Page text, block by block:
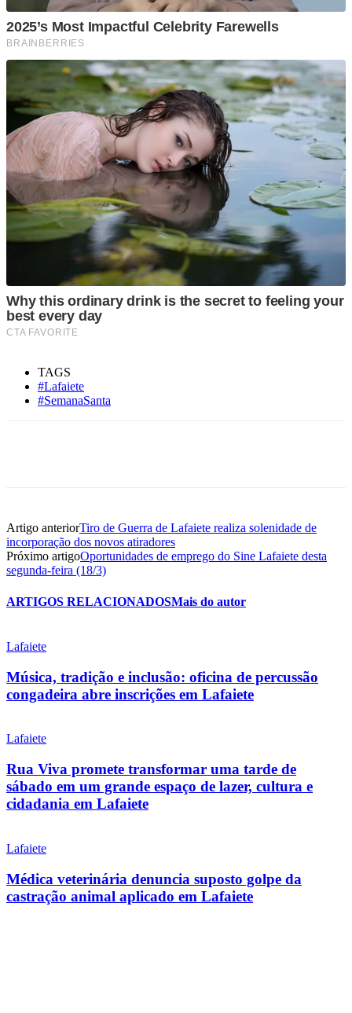
TAGS
#Lafaiete
#SemanaSanta
Artigo anteriorTiro de Guerra de Lafaiete realiza solenidade de
incorporação dos novos atiradores
Próximo artigoOportunidades de emprego do Sine Lafaiete desta
segunda-feira (18/3)
ARTIGOS RELACIONADOSMais do autor
Lafaiete
Música, tradição e inclusão: oficina de percussão
congadeira abre inscrições em Lafaiete
Lafaiete
Rua Viva promete transformar uma tarde de
sábado em um grande espaço de lazer, cultura e
cidadania em Lafaiete
Lafaiete
Médica veterinária denuncia suposto golpe da
castração animal aplicado em Lafaiete